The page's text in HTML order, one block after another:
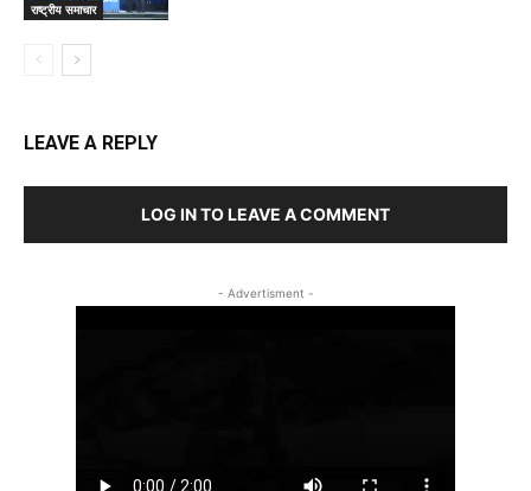
राष्ट्रीय समाचार
LEAVE A REPLY
LOG IN TO LEAVE A COMMENT
- Advertisment -